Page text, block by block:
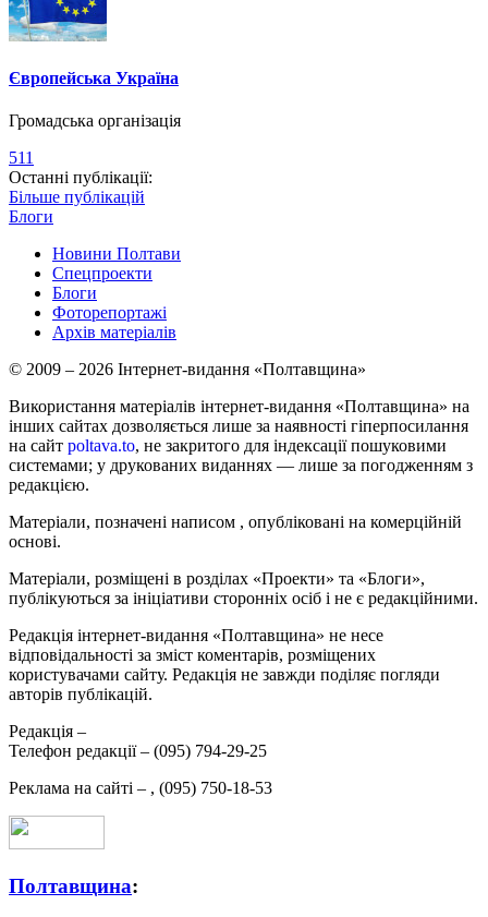
Європейська Україна
Громадська організація
511
Останні публікації:
Більше публікацій
Блоги
Новини Полтави
Спецпроекти
Блоги
Фоторепортажі
Архів матеріалів
© 2009 – 2026 Інтернет-видання «Полтавщина»
Використання матеріалів інтернет-видання «Полтавщина» на
інших сайтах дозволяється лише за наявності гіперпосилання
на сайт poltava.to, не закритого для індексації пошуковими
системами; у друкованих виданнях — лише за погодженням з
редакцією.
Матеріали, позначені написом , опубліковані на комерційній
основі.
Матеріали, розміщені в розділах «Проекти» та «Блоги»,
публікуються за ініціативи сторонніх осіб і не є редакційними.
Редакція інтернет-видання «Полтавщина» не несе
відповідальності за зміст коментарів, розміщених
користувачами сайту. Редакція не завжди поділяє погляди
авторів публікацій.
Редакція –
Телефон редакції – (095) 794-29-25
Реклама на сайті – , (095) 750-18-53
Полтавщина: